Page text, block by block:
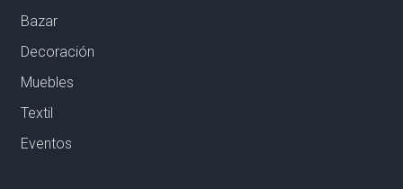
Bazar
Decoración
Muebles
Textil
Eventos